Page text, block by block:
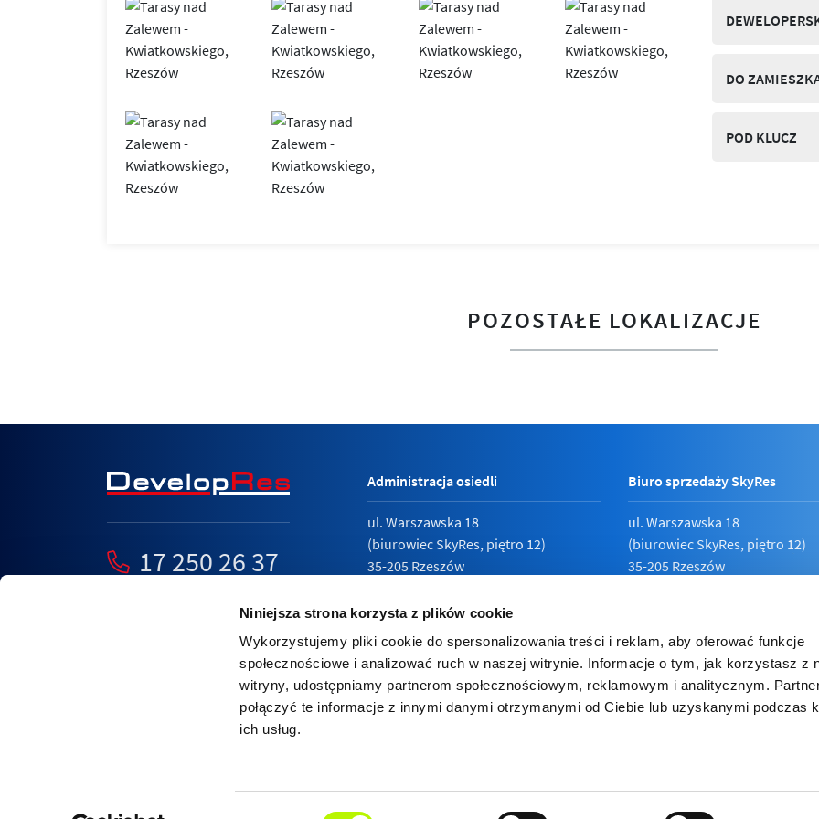
Niniejsza strona korzysta z plików cookie
Wykorzystujemy pliki cookie do spersonalizowania treści i reklam, aby oferować funkcje
społecznościowe i analizować ruch w naszej witrynie. Informacje o tym, jak korzystasz z
witryny, udostępniamy partnerom społecznościowym, reklamowym i analitycznym.
połączyć te informacje z innymi danymi otrzymanymi od Ciebie lub uzyskanymi podczas
ich usług.
DO
POD KLUCZ
POZOSTAŁE LOKALIZACJE
17 250 26 37
Administracja osiedli
ul. Warszawska 18
(biurowiec SkyRes, piętro 12)
35-205 Rzeszów
17 789 19 87
Biuro sprzedaży SkyRes
ul. Warszawska 18
(biurowiec SkyRes, piętro 12)
35-205 Rzeszów
Polityka prywatności
Relacje inwestorskie